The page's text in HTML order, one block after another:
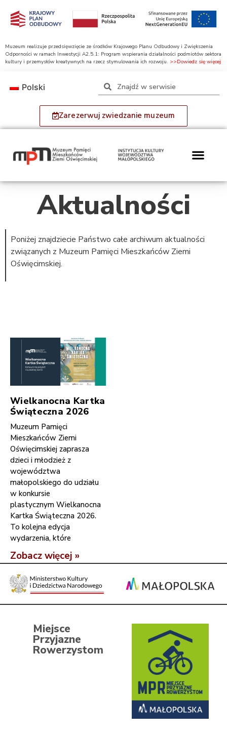
Muzeum realizuje przedsięwzięcie ze środków Krajowego Planu Odbudowy i Zwiększenia
Odporności w ramach Inwestycji A2.5.1: Program wspierania działalności podmiotów sektora
kultury i przemysłów kreatywnych na rzecz stymulowania ich rozwoju. >>Dowiedz się więcej
Zarezerwuj zwiedzanie muzeum
Polski
Aktualności
Poniżej znajdziecie Państwo całe archiwum aktualności
związanych z Muzeum Pamięci Mieszkańców Ziemi
Oświęcimskiej.
Wielkanocna Kartka
Świąteczna 2026
Muzeum Pamięci
Mieszkańców Ziemi
Oświęcimskiej zaprasza
dzieci i młodzież z
województwa
małopolskiego do udziału
w konkursie
plastycznym Wielkanocna
Kartka Świąteczna 2026.
To kolejna edycja
wydarzenia, które
Zobacz więcej »
Miejsce
Przyjazne
Rowerzystom